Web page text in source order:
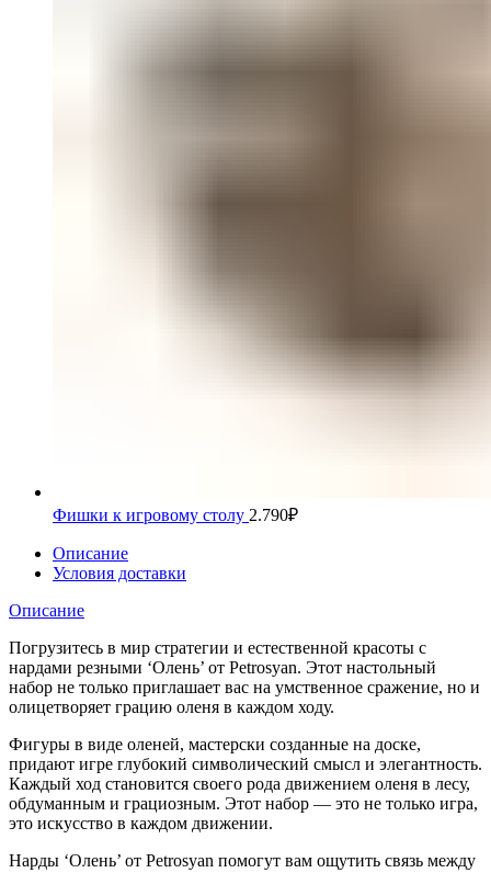
Фишки к игровому столу 2.790₽
Описание
Условия доставки
Описание
Погрузитесь в мир стратегии и естественной красоты с
нардами резными ‘Олень’ от Petrosyan. Этот настольный
набор не только приглашает вас на умственное сражение, но и
олицетворяет грацию оленя в каждом ходу.
Фигуры в виде оленей, мастерски созданные на доске,
придают игре глубокий символический смысл и элегантность.
Каждый ход становится своего рода движением оленя в лесу,
обдуманным и грациозным. Этот набор — это не только игра,
это искусство в каждом движении.
Нарды ‘Олень’ от Petrosyan помогут вам ощутить связь между